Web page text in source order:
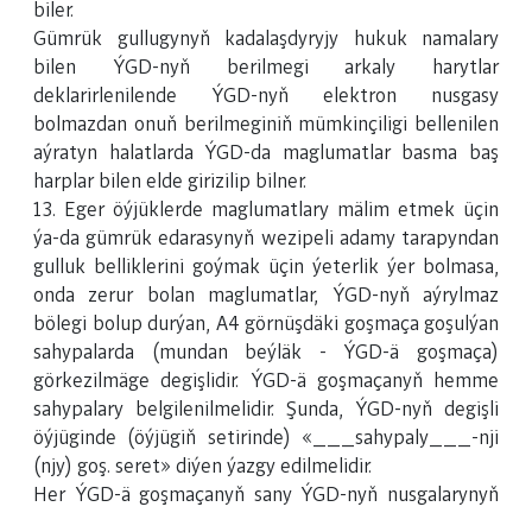
biler.
Gümrük gullugynyň kadalaşdyryjy hukuk namalary
bilen ÝGD-nyň berilmegi arkaly harytlar
deklarirlenilende ÝGD-nyň elektron nusgasy
bolmazdan onuň berilmeginiň mümkinçiligi bellenilen
aýratyn halatlarda ÝGD-da maglumatlar basma baş
harplar bilen elde girizilip bilner.
13. Eger öýjüklerde maglumatlary mälim etmek üçin
ýa-da gümrük edarasynyň wezipeli adamy tarapyndan
gulluk belliklerini goýmak üçin ýeterlik ýer bolmasa,
onda zerur bolan maglumatlar, ÝGD-nyň aýrylmaz
bölegi bolup durýan, A4 görnüşdäki goşmaça goşulýan
sahypalarda (mundan beýläk - ÝGD-ä goşmaça)
görkezilmäge degişlidir. ÝGD-ä goşmaçanyň hemme
sahypalary belgilenilmelidir. Şunda, ÝGD-nyň degişli
öýjüginde (öýjügiň setirinde) «___sahypaly___-nji
(njy) goş. seret» diýen ýazgy edilmelidir.
Her ÝGD-ä goşmaçanyň sany ÝGD-nyň nusgalarynyň